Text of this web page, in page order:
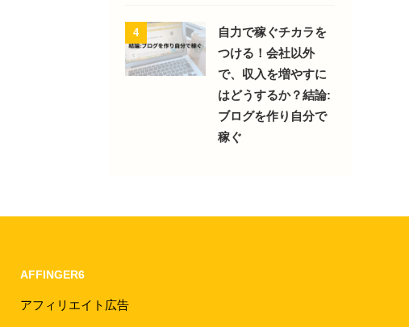
4
自力で稼ぐチカラを
つける！会社以外
で、収入を増やすに
はどうするか？結論:
ブログを作り自分で
稼ぐ
AFFINGER6
アフィリエイト広告